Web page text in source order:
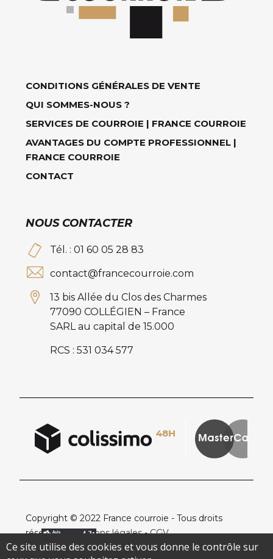
CONDITIONS GÉNÉRALES DE VENTE
QUI SOMMES-NOUS ?
SERVICES DE COURROIE | FRANCE COURROIE
AVANTAGES DU COMPTE PROFESSIONNEL |
FRANCE COURROIE
CONTACT
NOUS CONTACTER
Tél. : 01 60 05 28 83
contact@francecourroie.com
13 bis Allée du Clos des Charmes
77090 COLLÉGIEN – France
SARL au capital de 15.000
RCS : 531 034 577
Copyright © 2022 France courroie - Tous droits
réservés -
Mentions légales-CGV
Ce site utilise des cookies et vous donne le contrôle sur